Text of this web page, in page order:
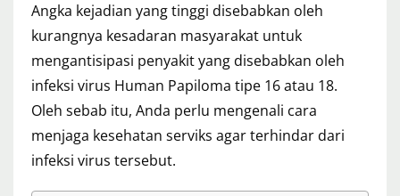
Angka kejadian yang tinggi disebabkan oleh
kurangnya kesadaran masyarakat untuk
mengantisipasi penyakit yang disebabkan oleh
infeksi virus Human Papiloma tipe 16 atau 18.
Oleh sebab itu, Anda perlu mengenali cara
menjaga kesehatan serviks agar terhindar dari
infeksi virus tersebut.